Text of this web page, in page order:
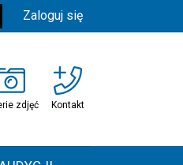
Zaloguj się
zdjęć Kontakt